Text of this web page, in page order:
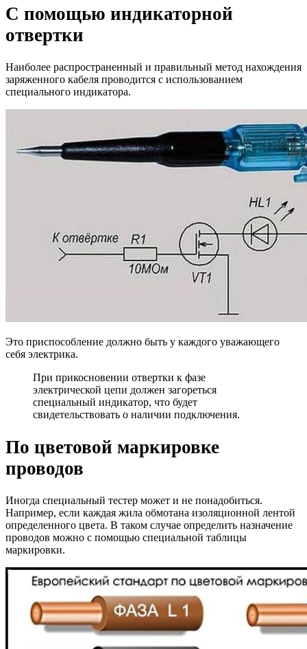
С помощью индикаторной
отвертки
Наиболее распространенный и правильный метод нахождения
заряженного кабеля проводится с использованием
специального индикатора.
Это приспособление должно быть у каждого уважающего
себя электрика.
При прикосновении отвертки к фазе
электрической цепи должен загореться
специальный индикатор, что будет
свидетельствовать о наличии подключения.
По цветовой маркировке
проводов
Иногда специальный тестер может и не понадобиться.
Например, если каждая жила обмотана изоляционной лентой
определенного цвета. В таком случае определить назначение
проводов можно с помощью специальной таблицы
маркировки.